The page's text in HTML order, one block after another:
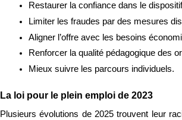
Restaurer la confiance dans le
Limiter les fraudes par des mesures
Aligner l’offre avec les besoins
Renforcer la qualité pédagogique des
Mieux suivre les parcours individuels.
La loi pour le plein emploi de 2023
Plusieurs évolutions de 2025 trouvent leur